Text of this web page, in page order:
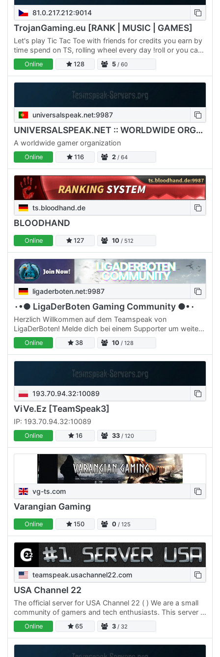
81.0.217.212:9014
TrojanGaming.eu [RANK | MUSIC | GAMES]
Let's play Tic Tac Toe with friends for credits you earn by
time spend on TS, rolling wheel every day !roll or you can
win steam random game from a wheel. + Every month…
Online 128 5 / 60
universalspeak.net:9987
UNIVERSALSPEAK.NET :: WORLDWIDE ORGANIZATION
A worldwide gamer organization
Online 116 2 / 64
ts.bloodhand.de
BLOODHAND
Online 127 10 / 512
ligaderboten.net:9987
٠•● LigaDerBoten Gaming Community ●•٠
Herzlich Willkommen auf dem Teamspeak von
LigaDerBoten! Melde dich bei einem Supporter um weitere
Rechte zu erhalten, um ein Teil der Community zu werden.
Was wir…
Online 38 10 / 128
193.70.94.32:10089
ViVe.Ez [TeamSpeak3]
IP: 193.70.94.32:10089
Online 16 33 / 120
vg-ts.com
Varangian Gaming
Online 150 0 / 125
teamspeak.usachannel22.com
USA Channel 22
The official server for USA Channel 22 ( ) We are a small
community of gamers and tech enthusiasts. This server is
free for public use. Come hang out!
Online 65 3 / 32